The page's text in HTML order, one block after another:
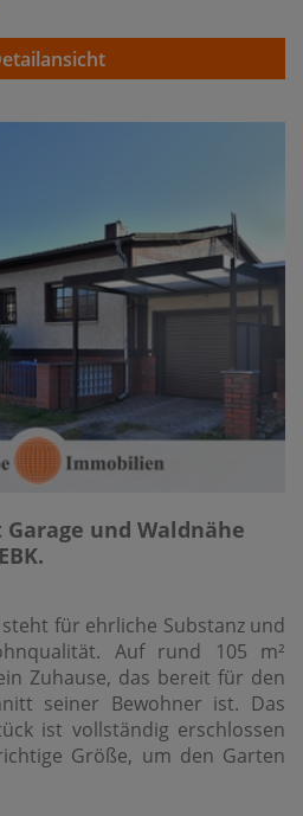
Garage und Waldnähe
für ehrliche Substanz und
Auf rund 105 m²
Zuhause, das bereit für den
seiner Bewohner ist. Das
ist vollständig erschlossen
Größe, um den Garten